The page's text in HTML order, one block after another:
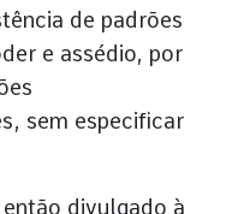
de padrões
e assédio, por
sem especificar
divulgado à